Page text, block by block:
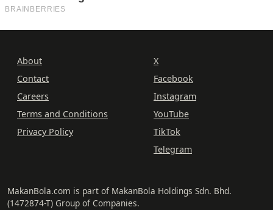
About
Contact
Careers
Terms and Conditions
Privacy Policy
X
Facebook
Instagram
YouTube
TikTok
Telegram
MakanBola.com is part of MakanBola Holdings Sdn. Bhd.
(1472874-T) Group of Companies.